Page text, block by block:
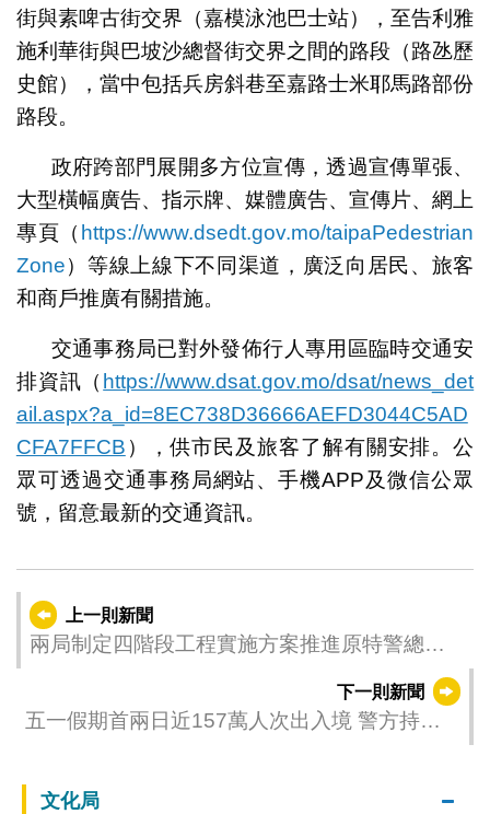
街與素啤古街交界（嘉模泳池巴士站），至告利雅
施利華街與巴坡沙總督街交界之間的路段（路氹歷
史館），當中包括兵房斜巷至嘉路士米耶馬路部份
路段。
政府跨部門展開多方位宣傳，透過宣傳單張、
大型橫幅廣告、指示牌、媒體廣告、宣傳片、網上
專頁（ https://www.dsedt.gov.mo/taipaPedestrian
Zone）等線上線下不同渠道，廣泛向居民、旅客
和商戶推廣有關措施。
交通事務局已對外發佈行人專用區臨時交通安
排資訊（ https://www.dsat.gov.mo/dsat/news_det
ail.aspx?a_id=8EC738D36666AEFD3044C5AD
CFA7FFCB ），供市民及旅客了解有關安排。公
眾可透過交通事務局網站、手機APP及微信公眾
號，留意最新的交通資訊。
上一則新聞
兩局制定四階段工程實施方案推進原特警總部
下一則新聞
五一假期首兩日近157萬人次出入境 警方持續
文化局